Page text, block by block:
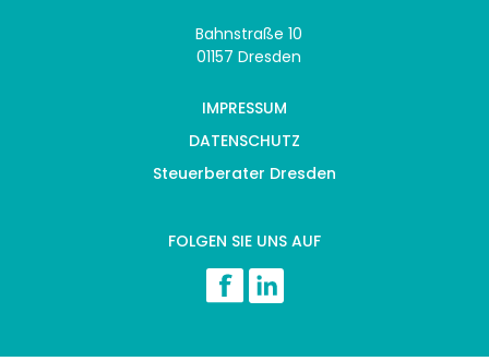
Bahnstraße 10
01157 Dresden
IMPRESSUM
DATENSCHUTZ
Steuerberater Dresden
FOLGEN SIE UNS AUF